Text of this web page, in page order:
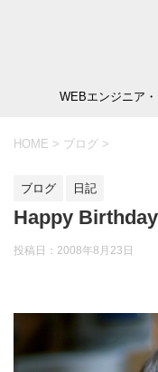
WEBエンジニア
HOME > ブログ >
ブログ 日記
Happy
投稿日： 2008年8月23日